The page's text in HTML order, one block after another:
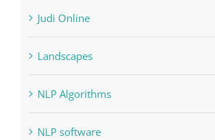
Judi Online
Landscapes
NLP Algorithms
NLP software